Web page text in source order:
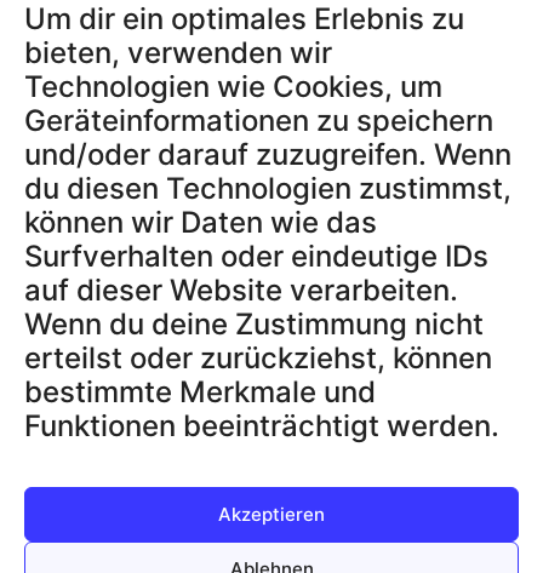
Um dir ein optimales Erlebnis zu
bieten, verwenden wir
Technologien wie Cookies, um
Geräteinformationen zu speichern
und/oder darauf zuzugreifen. Wenn
du diesen Technologien zustimmst,
können wir Daten wie das
Surfverhalten oder eindeutige IDs
auf dieser Website verarbeiten.
Wenn du deine Zustimmung nicht
erteilst oder zurückziehst, können
bestimmte Merkmale und
Funktionen beeinträchtigt werden.
Akzeptieren
Ablehnen
RECHTLICHES
AGB
Datenschutzerklärung
Impressum
Widerrufsbelehrung
Datenschutz App
SUPPORT & INFOS
Blog
Über uns
Kontakt